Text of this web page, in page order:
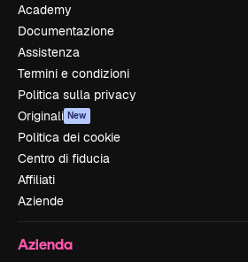
Academy
Documentazione
Assistenza
Termini e condizioni
Politica sulla privacy
Originali New
Politica dei cookie
Centro di fiducia
Affiliati
Aziende
Azienda